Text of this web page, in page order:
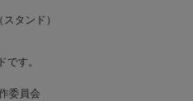
タンド）
す。
委員会